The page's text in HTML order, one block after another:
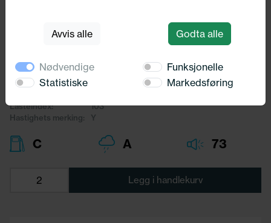
Bredde:
285,00
Profil:
Lasteindex:
103
Hastighets merking:
Y
C A 73
Legg i handlekurv
Avvis alle Godta alle
Nødvendige
Funksjonelle
Statistiske
Markedsføring